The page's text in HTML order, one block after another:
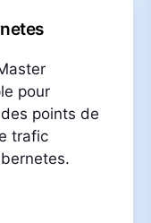
pour
points de
trafic